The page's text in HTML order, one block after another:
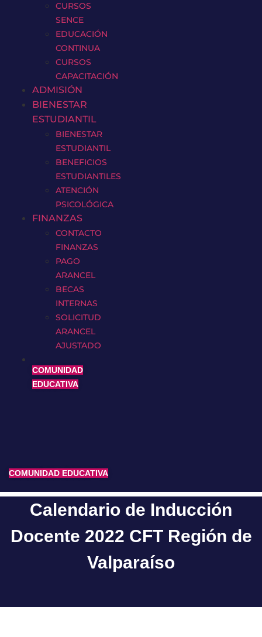
CURSOS
SENCE
EDUCACIÓN
CONTINUA
CURSOS
CAPACITACIÓN
ADMISIÓN
BIENESTAR
ESTUDIANTIL
BIENESTAR
ESTUDIANTIL
BENEFICIOS
ESTUDIANTILES
ATENCIÓN
PSICOLÓGICA
FINANZAS
CONTACTO
FINANZAS
PAGO
ARANCEL
BECAS
INTERNAS
SOLICITUD
ARANCEL
AJUSTADO
COMUNIDAD
EDUCATIVA
COMUNIDAD EDUCATIVA
Calendario de Inducción
Docente 2022 CFT Región de
Valparaíso​